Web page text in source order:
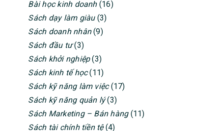
Bài học kinh doanh(16)
Sách dạy làm giàu(3)
Sách doanh nhân(9)
Sách đầu tư(3)
Sách khởi nghiệp(3)
Sách kinh tế học(11)
Sách kỹ năng làm việc(17)
Sách kỹ năng quản lý(3)
Sách Marketing – Bán hàng(11)
Sách tài chính tiền tệ(4)